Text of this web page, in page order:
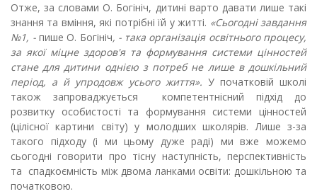
Отже, за словами О. Богініч, дитині варто давати лише такі
знання та вміння, які потрібні їй у житті. «Сьогодні завдання
№1, - пише О. Богініч, - така організація освітнього процесу,
за якої міцне здоров'я та формування системи цінностей
стане для дитини однією з потреб не лише в дошкільний
період, а й упродовж усього життя». У початковій школі
також запроваджується компетентнісний підхід до
розвитку особистості та формування системи цінностей
(цілісної картини світу) у молодших школярів. Лише з-за
такого підходу (і ми цьому дуже раді) ми вже можемо
сьогодні говорити про тісну наступність, перспективність
та спадкоємність між двома ланками освіти: дошкільною та
початковою.